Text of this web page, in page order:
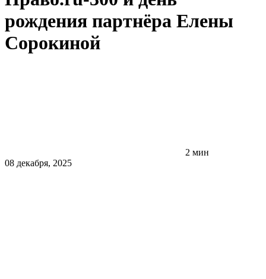
рождения партнёра Елены
Сорокиной
2 мин
08 декабря, 2025